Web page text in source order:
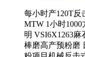
每小时产120T反
MTW 1小时
明 VSI6X1263麻
棒磨高产预粉磨